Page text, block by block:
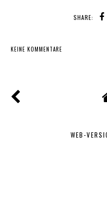
SHARE:
KEINE KOMMENTARE
WEB-